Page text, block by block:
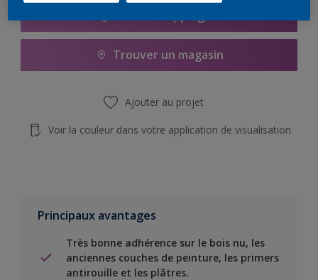
Trouver un magasin
Ajouter au projet
Voir la couleur dans votre application de visualisation
Principaux avantages
Très bonne adhérence sur le bois nu, les
anciennes couches de peinture, les primers
antirouille et les plâtres.